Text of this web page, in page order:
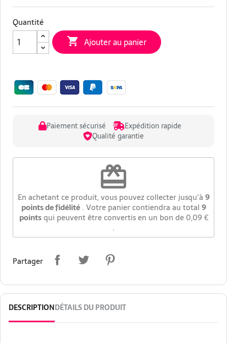
DESCRIPTIONDÉTAILS DU PRODUIT
Quantité
 Ajouter au panier
Paiement sécurisé
Expédition rapide
Qualité garantie
redeem
En achetant ce produit, vous pouvez collecter jusqu'à 9
points de fidélité. Votre panier contiendra au total 9
pointsqui peuvent être convertis en un bon de 0,09 €
.
Partager